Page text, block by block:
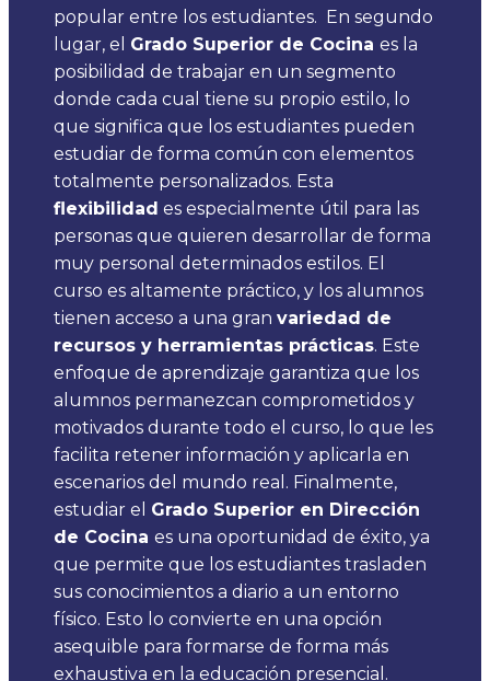
popular entre los estudiantes. En segundo
lugar, el Grado Superior de Cocina es la
posibilidad de trabajar en un segmento
donde cada cual tiene su propio estilo, lo
que significa que los estudiantes pueden
estudiar de forma común con elementos
totalmente personalizados. Esta
flexibilidad es especialmente útil para las
personas que quieren desarrollar de forma
muy personal determinados estilos. El
curso es altamente práctico, y los alumnos
tienen acceso a una gran variedad de
recursos y herramientas prácticas. Este
enfoque de aprendizaje garantiza que los
alumnos permanezcan comprometidos y
motivados durante todo el curso, lo que les
facilita retener información y aplicarla en
escenarios del mundo real. Finalmente,
estudiar el Grado Superior en Dirección
de Cocina es una oportunidad de éxito, ya
que permite que los estudiantes trasladen
sus conocimientos a diario a un entorno
físico. Esto lo convierte en una opción
asequible para formarse de forma más
exhaustiva en la educación presencial.